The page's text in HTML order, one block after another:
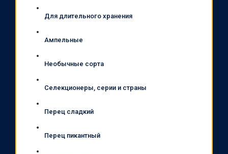
Для длительного хранения
Ампельные
Необычные сорта
Селекционеры, серии и страны
Перец сладкий
Перец пикантный